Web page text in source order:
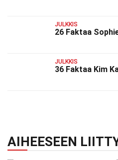
JULKKIS
26 Faktaa
JULKKIS
36 Faktaa Kim
AIHEESEEN